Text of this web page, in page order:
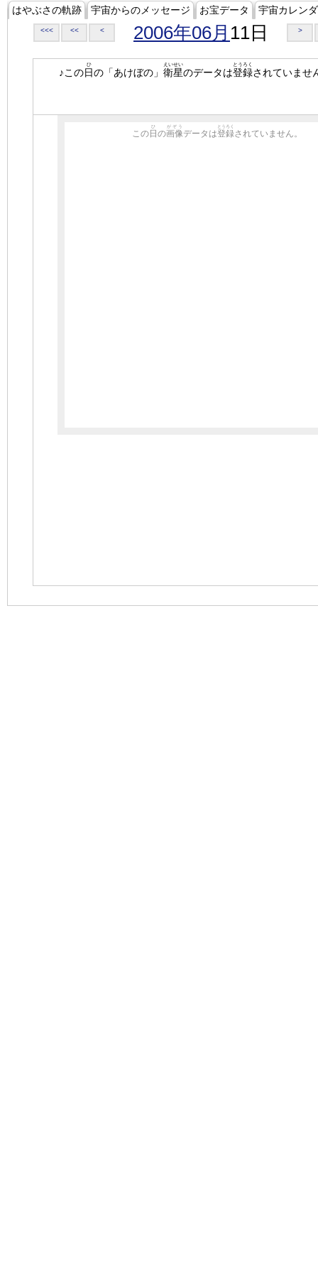
はやぶさの軌跡 宇宙からのメッセージ お宝データ 宇宙カレン
<<< << < 2006年06月 11日 >
♪この日
ひ
の「あけぼの」 衛星
えいせい
のデータは登録
とうろく
されていませ
この 日
ひ
の画像
がぞう
データは登録
とうろく
されていません。